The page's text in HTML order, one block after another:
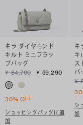
キラ ダイヤモンド
キルト ミニフラッ
プバッグ
¥ 84,700
¥ 59,290
30% OFF
ショッピングバッグに追
加
キ
キ
ス
バ
¥
シ
加